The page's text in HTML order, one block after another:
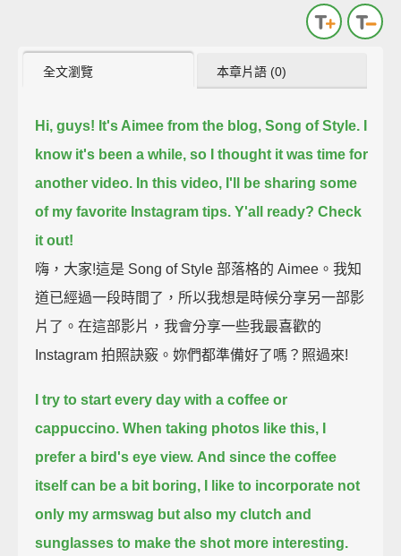
全文瀏覽 本章片語 (0)
Hi, guys! It's Aimee from the blog, Song of Style.
know it's been a while, so I thought it was time for
another video. In this video, I'll be sharing some
of my favorite Instagram tips. Y'all ready? Check
it out!
嗨，大家!這是 Song of Style 部落格的 Aimee。我知
道已經過一段時間了，所以我想是時候分享另一部影
片了。在這部影片，我會分享一些我最喜歡的
Instagram 拍照訣竅。妳們都準備好了嗎？照過來!
I try to start every day with a coffee or
cappuccino. When taking photos like this, I
prefer a bird's eye view. And since the coffee
itself can be a bit boring,
I like to incorporate not
only my armswag but also my clutch and
sunglasses to make the shot more interesting.